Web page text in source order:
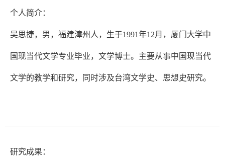
个人简介：
吴思捷，男，福建漳州人，生于1991年12月，厦门大学中
国现当代文学专业毕业，文学博士。主要从事中国现当代
文学的教学和研究，同时涉及台湾文学史、思想史研究。
研究成果：